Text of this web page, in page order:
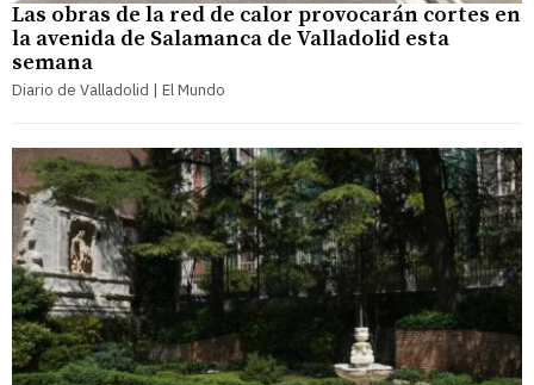
Las obras de la red de calor provocarán cortes en
la avenida de Salamanca de Valladolid esta
semana
Diario de Valladolid | El Mundo